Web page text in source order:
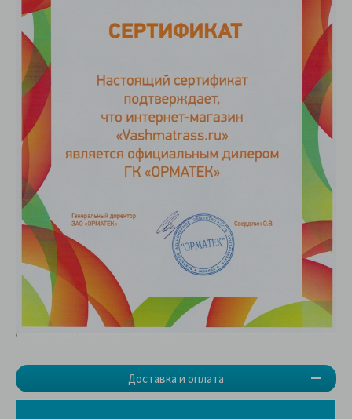
Доставка и оплата